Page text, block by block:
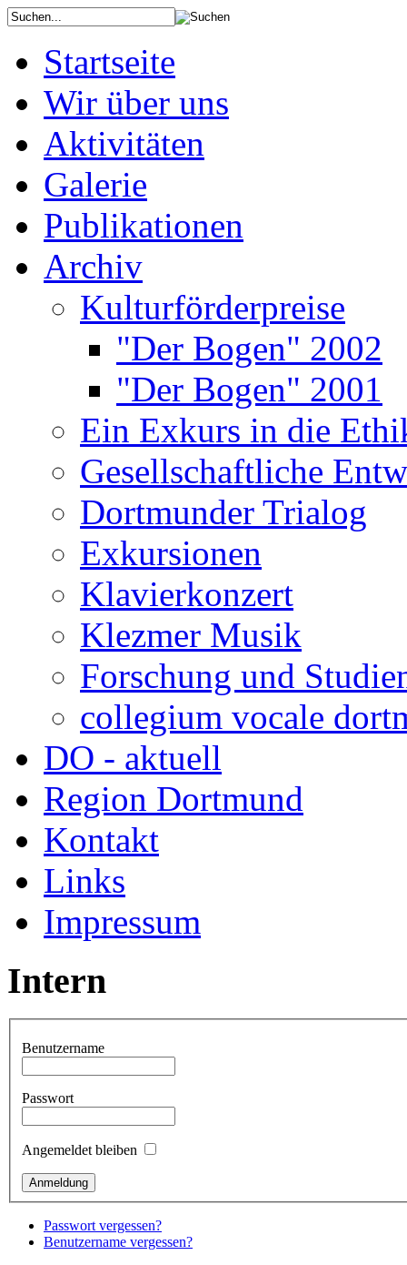
Startseite
Wir über uns
Aktivitäten
Galerie
Publikationen
Archiv
Kulturförderpreise
"Der Bogen" 2002
"Der Bogen" 2001
Ein Exkurs in die
Gesellschaftliche
Dortmunder Trialog
Exkursionen
Klavierkonzert
Klezmer Musik
Forschung und
collegium vocale
DO - aktuell
Region Dortmund
Kontakt
Links
Impressum
Intern
Benutzername
Passwort
Angemeldet bleiben
Passwort vergessen?
Benutzername vergessen?